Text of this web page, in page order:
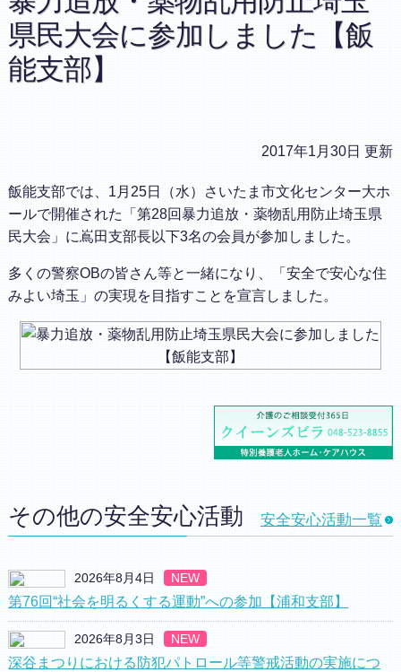
県民大会に参加しました【飯
能支部】
2017年1月30日 更新
飯能支部では、1月25日（水）さいたま市文化センター大ホ
ールで開催された「第28回暴力追放・薬物乱用防止埼玉県
民大会」に嶌田支部長以下3名の会員が参加しました。
多くの警察OBの皆さん等と一緒になり、「安全で安心な住
みよい埼玉」の実現を目指すことを宣言しました。
その他の安全安心活動 安全安心活動一覧
2026年8月4日 NEW
第76回“社会を明るくする運動”への参加【浦和支部】
2026年8月3日 NEW
深谷まつりにおける防犯パトロール等警戒活動の実施につ